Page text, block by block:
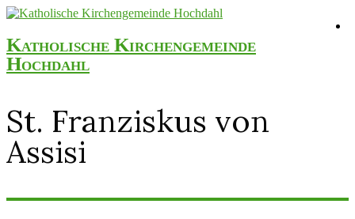
Katholische Kirchengemeinde
Hochdahl
St. Franziskus von
Assisi